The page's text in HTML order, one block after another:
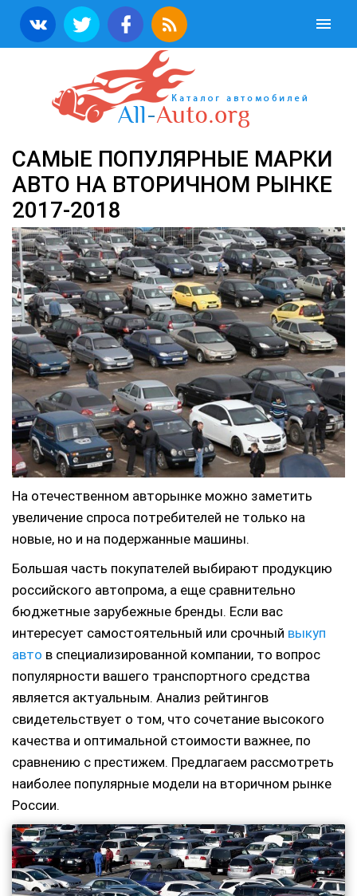
САМЫЕ ПОПУЛЯРНЫЕ МАРКИ
АВТО НА ВТОРИЧНОМ РЫНКЕ
2017-2018
На отечественном авторынке можно заметить
увеличение спроса потребителей не только на
новые, но и на подержанные машины.
Большая часть покупателей выбирают продукцию
российского автопрома, а еще сравнительно
бюджетные зарубежные бренды. Если вас
интересует самостоятельный или срочный выкуп
авто в специализированной компании, то вопрос
популярности вашего транспортного средства
является актуальным. Анализ рейтингов
свидетельствует о том, что сочетание высокого
качества и оптимальной стоимости важнее, по
сравнению с престижем. Предлагаем рассмотреть
наиболее популярные модели на вторичном рынке
России.